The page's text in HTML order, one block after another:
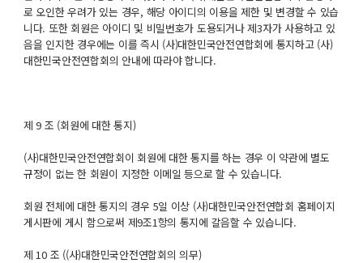
로 오인한 우려가 있는 경우, 해당 아이디의 이용을 제한 및 변경할 수 있습
니다. 또한 회원은 아이디 및 비밀번호가 도용되거나 제3자가 사용하고 있
음을 인지한 경우에는 이를 즉시 (사)대한민국안전연합회에 통지하고 (사)
대한민국안전연합회의 안내에 따라야 합니다.
제 9 조 (회원에 대한 통지)
(사)대한민국안전연합회이 회원에 대한 통지를 하는 경우 이 약관에 별도
규정이 없는 한 회원이 지정한 이메일 등으로 할 수 있습니다.
회원 전체에 대한 통지의 경우 5일 이상 (사)대한민국안전연합회 홈페이지
게시판에 게시 함으로써 제9조1항의 통지에 갈음할 수 있습니다.
제 10 조 ((사)대한민국안전연합회의 의무)